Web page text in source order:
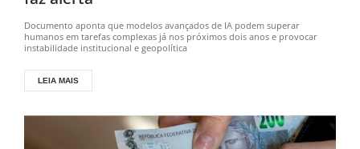
Documento aponta que modelos avançados de IA podem superar
humanos em tarefas complexas já nos próximos dois anos e provocar
instabilidade institucional e geopolítica
LEIA MAIS